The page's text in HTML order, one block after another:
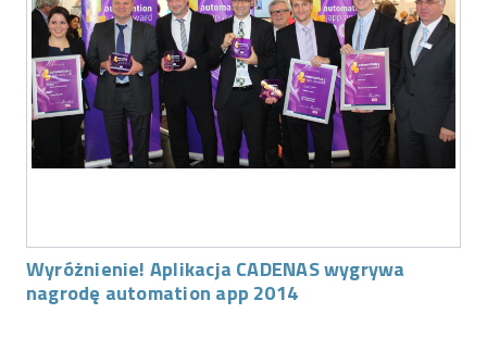
Wyróżnienie! Aplikacja CADENAS wygrywa
nagrodę automation app 2014